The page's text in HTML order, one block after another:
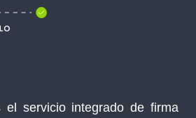
el servicio integrado de firma